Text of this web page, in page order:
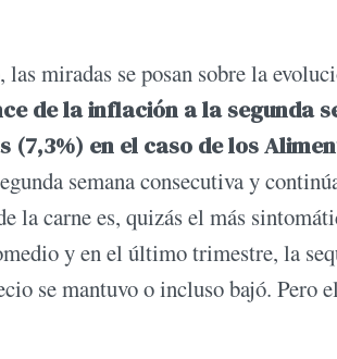
las miradas se posan sobre la
de la inflación a la segunda
(7,3%) en el caso de los
semana consecutiva y
la carne es, quizás el más
y en el último trimestre, la
se mantuvo o incluso bajó. Pero